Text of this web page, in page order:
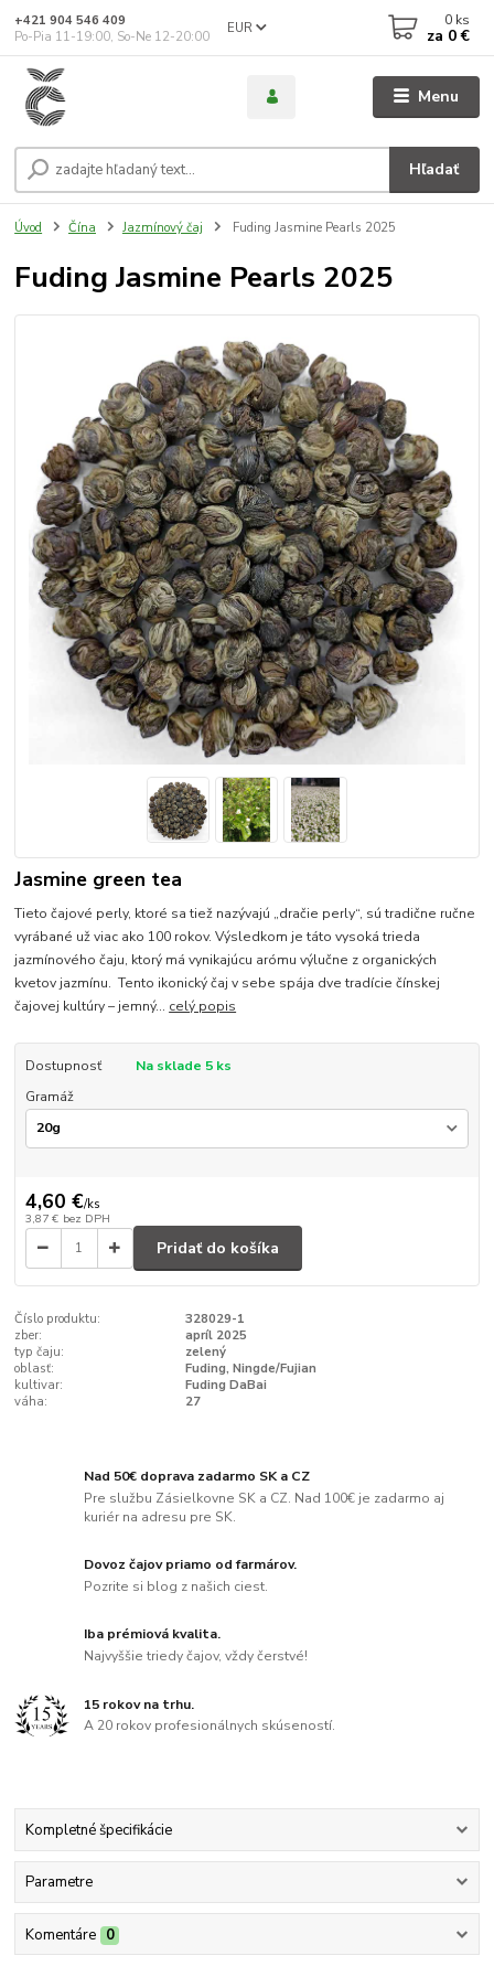
Menu
EUR
Hľadať
+421 904 546 409
Po-Pia 11-19:00, So-Ne 12-20:00
0 ks
za 0 €
Úvod Čína Jazmínový čaj Fuding Jasmine Pearls 2025
Fuding Jasmine Pearls 2025
Jasmine green tea
Tieto čajové perly, ktoré sa tiež nazývajú „dračie perly“, sú tradične ručne
vyrábané už viac ako 100 rokov. Výsledkom je táto vysoká trieda
jazmínového čaju, ktorý má vynikajúcu arómu výlučne z organických
kvetov jazmínu. Tento ikonický čaj v sebe spája dve tradície čínskej
čajovej kultúry – jemný... celý popis
Dostupnosť
Na sklade 5 ks
Gramáž
4,60 €/ks
3,87 € bez DPH
Pridať do košíka
Číslo produktu:
328029-1
zber:
apríl 2025
typ čaju:
zelený
oblasť:
Fuding, Ningde/Fujian
kultivar:
Fuding DaBai
váha:
27
Nad 50€ doprava zadarmo SK a CZ
Pre službu Zásielkovne SK a CZ. Nad 100€ je zadarmo aj
kuriér na adresu pre SK.
Dovoz čajov priamo od farmárov.
Pozrite si blog z našich ciest.
Iba prémiová kvalita.
Najvyššie triedy čajov, vždy čerstvé!
15 rokov na trhu.
A 20 rokov profesionálnych skúseností.
Kompletné špecifikácie
Parametre
Komentáre 0